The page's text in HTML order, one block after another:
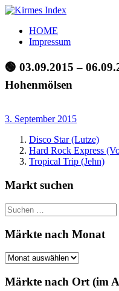
Zum
springen
Kirmes
Index
Tourpläne
der
letzten
Jahre
HOME
Impressum
🟢 03.09.2015 –
Hohenmölsen
3. September 2015
Disco Star (Lutze)
Hard Rock Express
Tropical Trip (Jehn)
Markt suchen
Suchen
nach:
Märkte nach Monat
Märkte
Monat
Märkte nach Ort (im